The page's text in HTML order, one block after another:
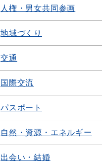
人権・男女共同参画
地域づくり
交通
国際交流
パスポート
自然・資源・エネルギー
出会い・結婚